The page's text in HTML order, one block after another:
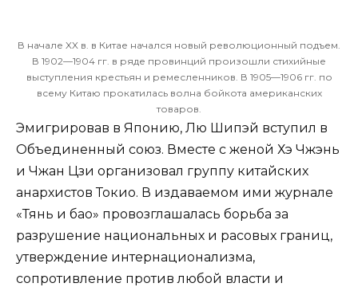
В начале XX в. в Китае начался новый революционный подъем.
В 1902—1904 гг. в ряде провинций произошли стихийные
выступления крестьян и ремесленников. В 1905—1906 гг. по
всему Китаю прокатилась волна бойкота американских
товаров.
Эмигрировав в Японию, Лю Шипэй вступил в
Объединенный союз. Вместе с женой Хэ Чжэнь
и Чжан Цзи организовал группу китайских
анархистов Токио. В издаваемом ими журнале
«Тянь и бао» провозглашалась борьба за
разрушение национальных и расовых границ,
утверждение интернационализма,
сопротивление против любой власти и